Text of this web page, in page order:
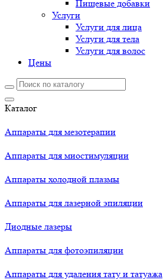
Пищевые добавки
Услуги
Услуги для лица
Услуги для тела
Услуги для волос
Цены
Каталог
Аппараты для мезотерапии
Аппараты для миостимуляции
Аппараты холодной плазмы
Аппараты для лазерной эпиляции
Диодные лазеры
Аппараты для фотоэпиляции
Аппараты для удаления тату и татуажа